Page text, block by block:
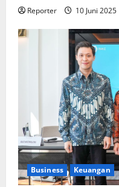
Reporter 10 Juni 2025
Business Keuangan